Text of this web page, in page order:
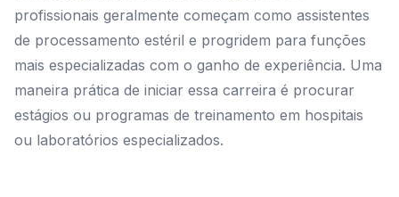
profissionais geralmente começam como assistentes
de processamento estéril e progridem para funções
mais especializadas com o ganho de experiência. Uma
maneira prática de iniciar essa carreira é procurar
estágios ou programas de treinamento em hospitais
ou laboratórios especializados.